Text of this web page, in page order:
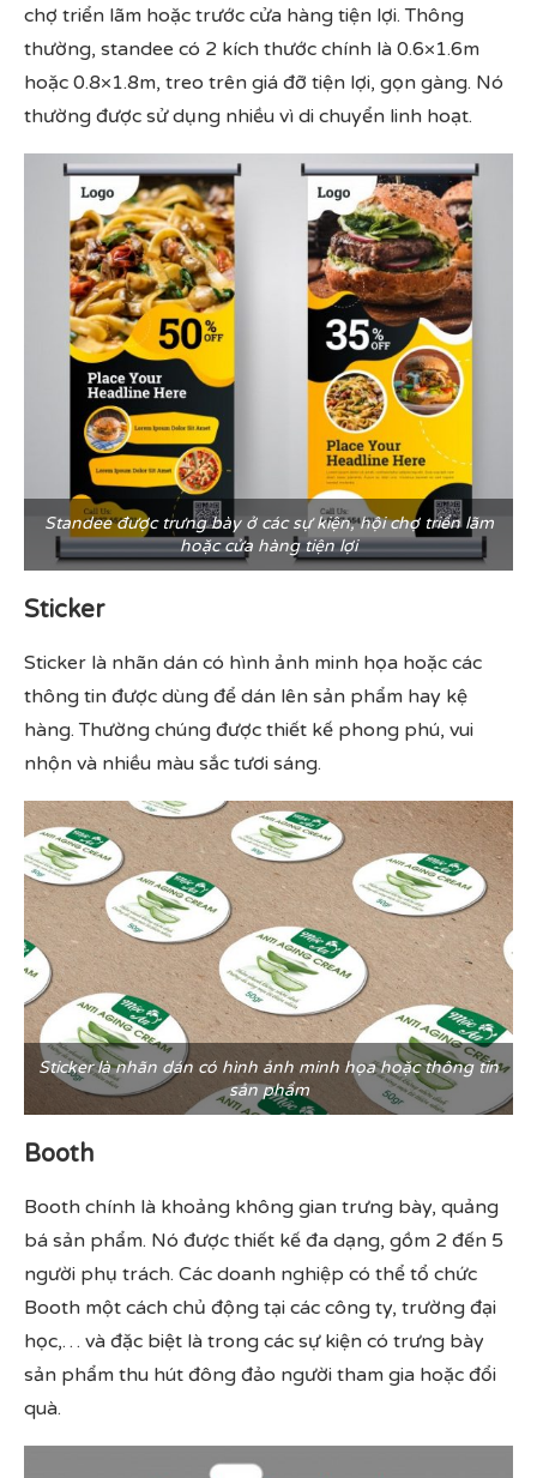
chợ triển lãm hoặc trước cửa hàng tiện lợi. Thông
thường, standee có 2 kích thước chính là 0.6×1.6m
hoặc 0.8×1.8m, treo trên giá đỡ tiện lợi, gọn gàng. Nó
thường được sử dụng nhiều vì di chuyển linh hoạt.
Standee được trưng bày ở các sự kiện, hội chợ triển lãm
hoặc cửa hàng tiện lợi
Sticker
Sticker là nhãn dán có hình ảnh minh họa hoặc các
thông tin được dùng để dán lên sản phẩm hay kệ
hàng. Thường chúng được thiết kế phong phú, vui
nhộn và nhiều màu sắc tươi sáng.
Sticker là nhãn dán có hình ảnh minh họa hoặc thông tin
sản phẩm
Booth
Booth chính là khoảng không gian trưng bày, quảng
bá sản phẩm. Nó được thiết kế đa dạng, gồm 2 đến 5
người phụ trách. Các doanh nghiệp có thể tổ chức
Booth một cách chủ động tại các công ty, trường đại
học,… và đặc biệt là trong các sự kiện có trưng bày
sản phẩm thu hút đông đảo người tham gia hoặc đổi
quà.